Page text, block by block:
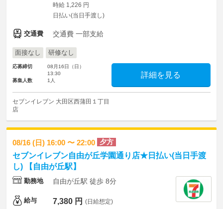
時給 1,226 円
日払い(当日手渡し)
交通費 交通費 一部支給
面接なし 研修なし
応募締切
08月16日（日）
13:30
募集人数
1人
詳細を見る
セブンイレブン 大田区西蒲田１丁目
店
08/16 (日) 16:00 〜 22:00 夕方
セブンイレブン自由が丘学園通り店★日払い(当日手渡
し) 【自由が丘駅】
勤務地 自由が丘駅 徒歩 8分
給与 7,380 円 (日給想定)